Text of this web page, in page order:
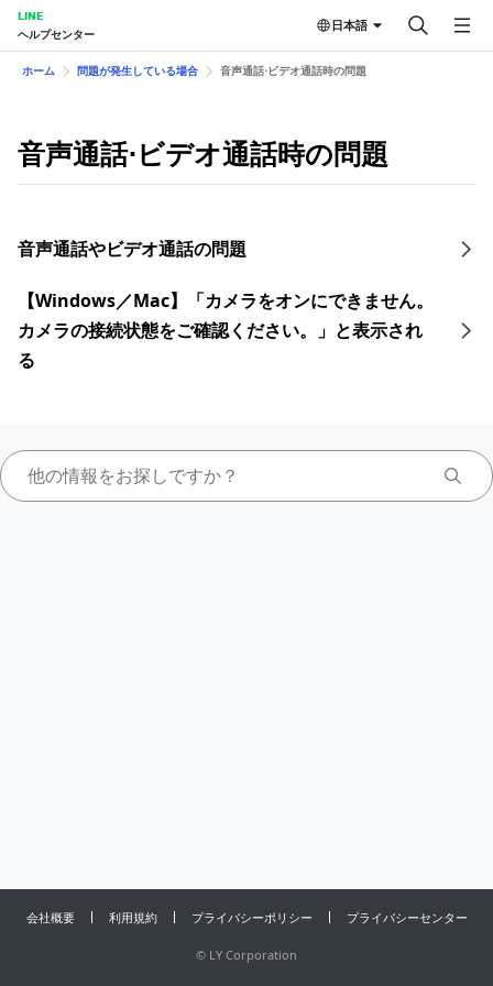
LINE
ヘルプセンター
日本語
ホーム 問題が発生している場合 音声通話⋅ビデオ通話時の問題
音声通話⋅ビデオ通話時の問題
音声通話やビデオ通話の問題
【Windows／Mac】「カメラをオンにできません。
カメラの接続状態をご確認ください。」と表示され
る
会社概要 利用規約 プライバシーポリシー プライバシーセンター
© LY Corporation